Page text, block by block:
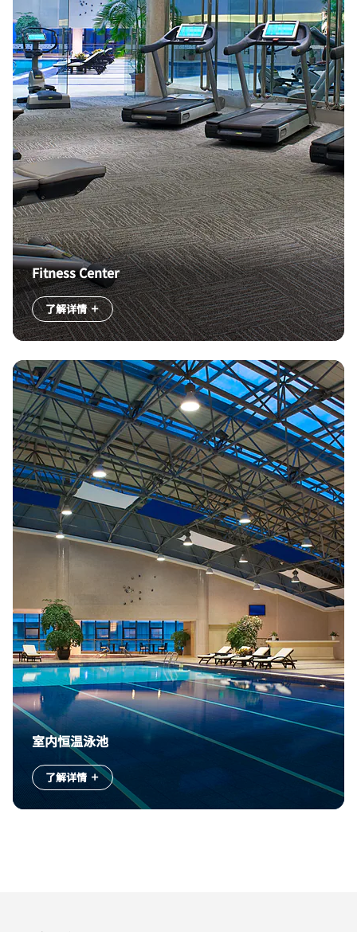
Fitness Center
了解详情
室内恒温泳池
了解详情